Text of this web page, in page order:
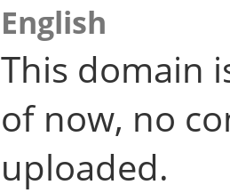
English
This domain
of now, no
uploaded.